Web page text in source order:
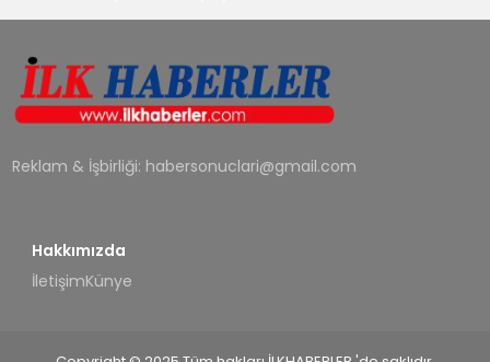
Reklam & İşbirliği: habersonuclari@gmail.com
Hakkımızda
İletişimKünye